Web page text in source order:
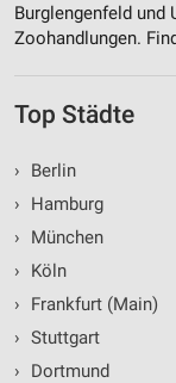
Burglengenfeld und
Zoohandlungen.
Top Städte
›
Berlin
›
Hamburg
›
München
›
Köln
›
Frankfurt (Main)
› Stuttgart
›
Dortmund